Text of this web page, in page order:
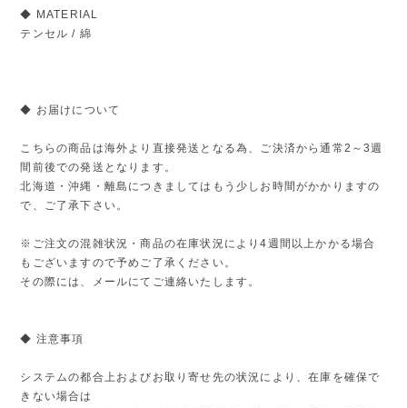
◆ MATERIAL
テンセル / 綿
◆ お届けについて
こちらの商品は海外より直接発送となる為、ご決済から通常2～3週
間前後での発送となります。
北海道・沖縄・離島につきましてはもう少しお時間がかかりますの
で、ご了承下さい。
※ご注文の混雑状況・商品の在庫状況により4週間以上かかる場合
もございますので予めご了承ください。
その際には、メールにてご連絡いたします。
◆ 注意事項
システムの都合上およびお取り寄せ先の状況により、在庫を確保で
きない場合は